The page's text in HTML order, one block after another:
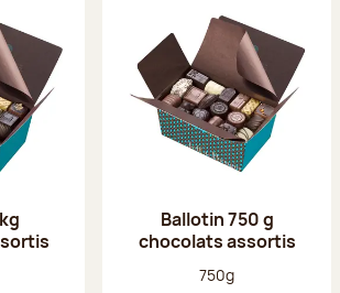
:
Ballotin 750 g
chocolats assortis
Poids net :
750g